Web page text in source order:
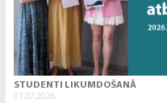
STUDENTI LIKUMDOŠANĀ
01.07.2026.